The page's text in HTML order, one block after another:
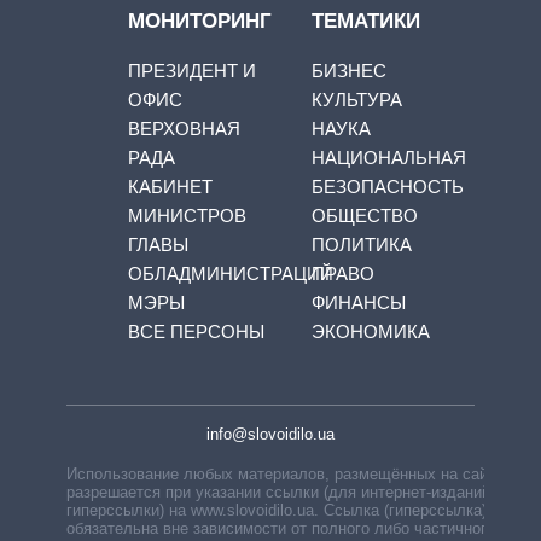
МОНИТОРИНГ
ПРЕЗИДЕНТ И
ОФИС
ВЕРХОВНАЯ
РАДА
КАБИНЕТ
МИНИСТРОВ
ГЛАВЫ
ОБЛАДМИНИСТРАЦИЙ
МЭРЫ
ВСЕ ПЕРСОНЫ
ТЕМАТИКИ
БИЗНЕС
КУЛЬТУРА
НАУКА
НАЦИОНАЛЬНАЯ
БЕЗОПАСНОСТЬ
ОБЩЕСТВО
ПОЛИТИКА
ПРАВО
ФИНАНСЫ
ЭКОНОМИКА
info@slovoidilo.ua
Использование любых материалов, размещённых на сайте,
разрешается при указании ссылки (для интернет-изданий —
гиперссылки) на www.slovoidilo.ua. Ссылка (гиперссылка)
обязательна вне зависимости от полного либо частичного